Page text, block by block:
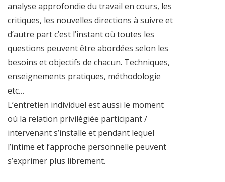
analyse approfondie du travail en cours, les
critiques, les nouvelles directions à suivre et
d’autre part c’est l’instant où toutes les
questions peuvent être abordées selon les
besoins et objectifs de chacun. Techniques,
enseignements pratiques, méthodologie
etc…
L’entretien individuel est aussi le moment
où la relation privilégiée participant /
intervenant s’installe et pendant lequel
l’intime et l’approche personnelle peuvent
s’exprimer plus librement.